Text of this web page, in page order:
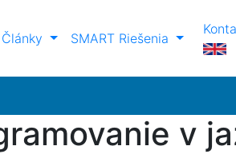
Články SMART Riešenia
v